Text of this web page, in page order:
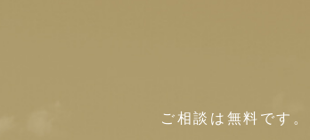
ご相談は無料です。